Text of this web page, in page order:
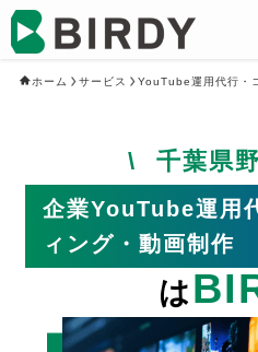
ホーム サービス YouTube運用代行・
千葉県
企業YouTube運用
ィング・動画制作
は